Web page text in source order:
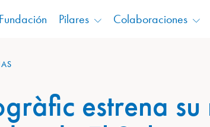
Pilares Colaboraciones
estrena